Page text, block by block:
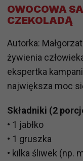
OWOCOWA
CZEKOLADĄ
Autorka:
żywienia
ekspertka
największa moc
Składniki (2
• 1 jabłko
• 1 gruszka
• kilka śliwek (np.